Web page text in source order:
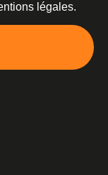
légales.